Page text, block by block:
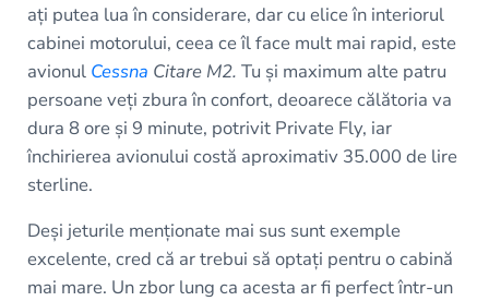
ați putea lua în considerare, dar cu elice în interiorul
cabinei motorului, ceea ce îl face mult mai rapid, este
avionul Cessna Citare M2. Tu și maximum alte patru
persoane veți zbura în confort, deoarece călătoria va
dura 8 ore și 9 minute, potrivit Private Fly, iar
închirierea avionului costă aproximativ 35.000 de lire
sterline.
Deși jeturile menționate mai sus sunt exemple
excelente, cred că ar trebui să optați pentru o cabină
mai mare. Un zbor lung ca acesta ar fi perfect într-un